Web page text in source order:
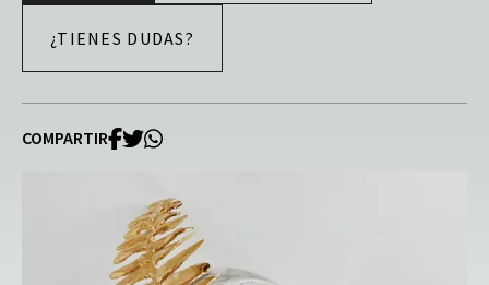
¿TIENES DUDAS?
COMPARTIR